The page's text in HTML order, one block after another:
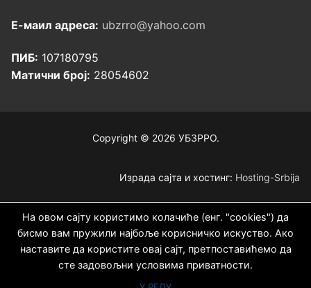
Е-маил адреса: ubzrro@yahoo.com
ПИБ: 107180795
Матични број: 28054602
Copyright © 2026 УБЗРРО.
Израда сајта и хостинг: Hosting-Srbija
На овом сајту користимо колачиће (енг. "cookies") да
бисмо вам пружили најбоље корисничко искуство. Ако
наставите да користите овај сајт, претпоставићемо да
сте задовољни условима приватности.